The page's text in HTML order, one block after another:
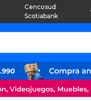
Cencosud
Scotiabank